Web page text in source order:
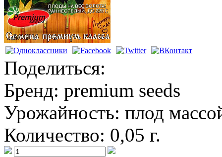
Поделиться:
Бренд: premium seeds
Урожайность: плод
Количество: 0,05 г.